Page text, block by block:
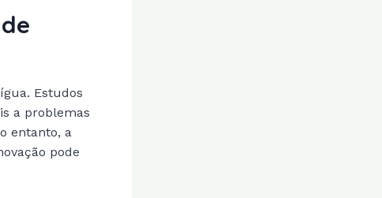
Estudos
a problemas
entanto, a
pode